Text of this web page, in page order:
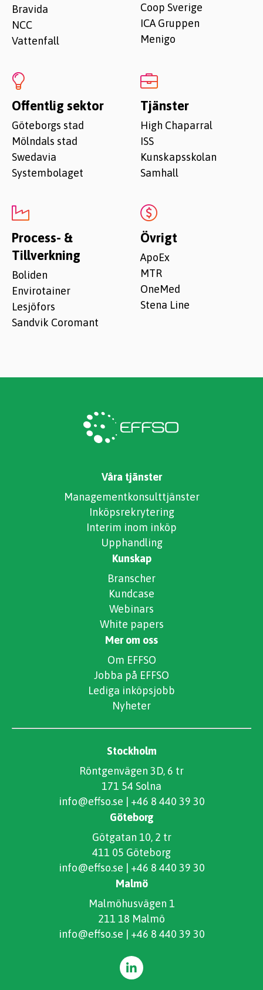
Bravida
NCC
Vattenfall
Coop Sverige
ICA Gruppen
Menigo
Offentlig sektor
Göteborgs stad
Mölndals stad
Swedavia
Systembolaget
Process- &
Tillverkning
Boliden
Envirotainer
Lesjöfors
Sandvik Coromant
Tjänster
High Chaparral
ISS
Kunskapsskolan
Samhall
Övrigt
ApoEx
MTR
OneMed
Stena Line
Våra tjänster
Managementkonsulttjänster
Inköpsrekrytering
Interim inom inköp
Upphandling
Kunskap
Branscher
Kundcase
Webinars
White papers
Mer om oss
Om EFFSO
Jobba på EFFSO
Lediga inköpsjobb
Nyheter
Stockholm
Röntgenvägen 3D, 6 tr
171 54 Solna
info@effso.se | +46 8 440 39 30
Göteborg
Götgatan 10, 2 tr
411 05 Göteborg
info@effso.se | +46 8 440 39 30
Malmö
Malmöhusvägen 1
211 18 Malmö
info@effso.se | +46 8 440 39 30